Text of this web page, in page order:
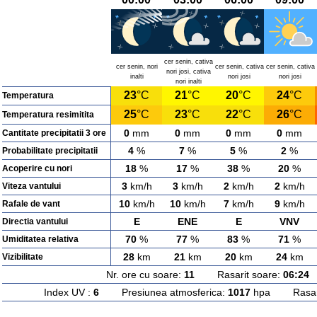
cer senin, nori
inalti
cer senin, cativa
nori josi, cativa
nori inalti
cer senin, cativa
nori josi
cer senin, cativa
nori josi
Temperatura 23°C 21°C 20°C 24°C
Temperatura resimitita 25°C 23°C 22°C 26°C
Cantitate precipitatii 3 ore 0 mm 0 mm 0 mm 0 mm
Probabilitate precipitatii 4 % 7 % 5 % 2 %
Acoperire cu nori 18 % 17 % 38 % 20 %
Viteza vantului 3km/h 3km/h 2km/h 2km/h
Rafale de vant 10km/h 10km/h 7km/h 9km/h
Directia vantului E ENE E VNV
Umiditatea relativa 70 % 77 % 83 % 71 %
Vizibilitate 28km 21km 20km 24km
Nr. ore cu soare: 11 Rasarit soare: 06:24
Index UV : 6Presiunea atmosferica: 1017hpa